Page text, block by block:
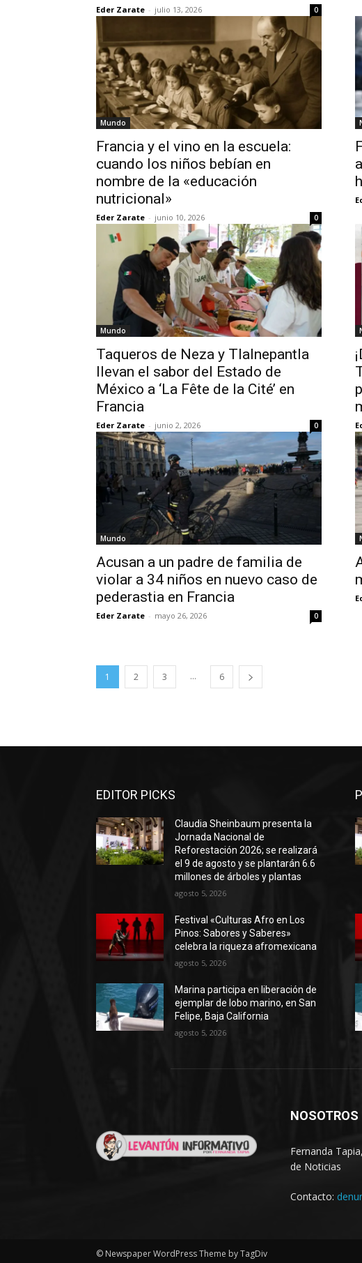
Eder Zarate - julio 13, 2026 0
Mundo
Francia y el vino en la escuela:
cuando los niños bebían en
nombre de la «educación
nutricional»
Eder Zarate - junio 10, 2026 0
Mundo
Taqueros de Neza y Tlalnepantla
llevan el sabor del Estado de
México a ‘La Fête de la Cité’ en
Francia
Eder Zarate - junio 2, 2026 0
Mundo
Acusan a un padre de familia de
violar a 34 niños en nuevo caso de
pederastia en Francia
Eder Zarate - mayo 26, 2026 0
1 2 3 ... 6
EDITOR PICKS
Claudia Sheinbaum presenta la
Jornada Nacional de
Reforestación 2026; se realizará
el 9 de agosto y se plantarán 6.6
millones de árboles y plantas
agosto 5, 2026
Festival «Culturas Afro en Los
Pinos: Sabores y Saberes»
celebra la riqueza afromexicana
agosto 5, 2026
Marina participa en liberación de
ejemplar de lobo marino, en San
Felipe, Baja California
agosto 5, 2026
NOSOTROS
Fernanda
de Noticias
Contacto:
© Newspaper WordPress Theme by TagDiv